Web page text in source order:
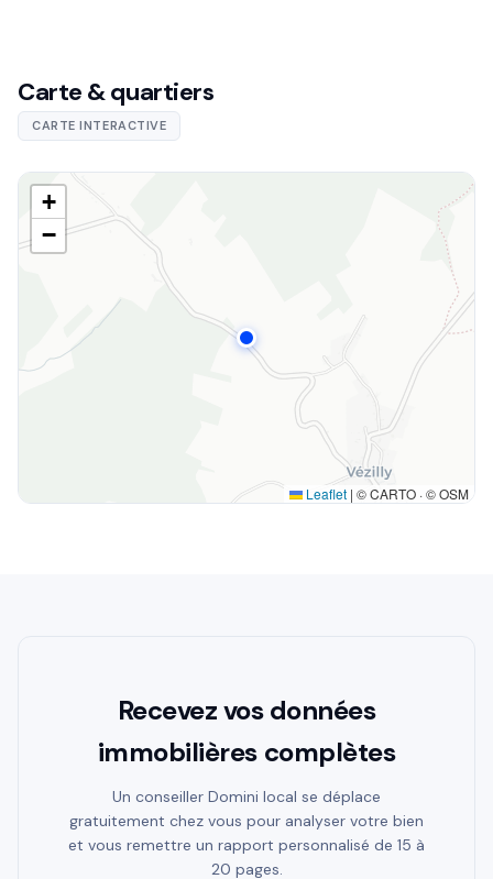
Carte & quartiers
CARTE INTERACTIVE
+
−
Leaflet | © CARTO · © OSM
Recevez vos données
immobilières complètes
Un conseiller Domini local se déplace
gratuitement chez vous pour analyser votre bien
et vous remettre un rapport personnalisé de 15 à
20 pages.